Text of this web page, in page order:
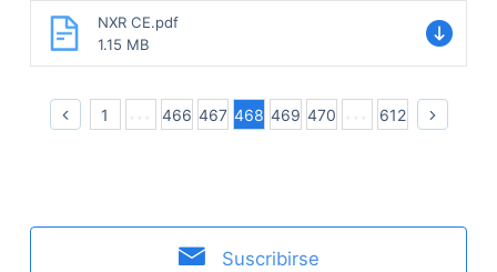
NXR CE.pdf
1.15 MB
1 466 467 468 469 470 612
Suscribirse